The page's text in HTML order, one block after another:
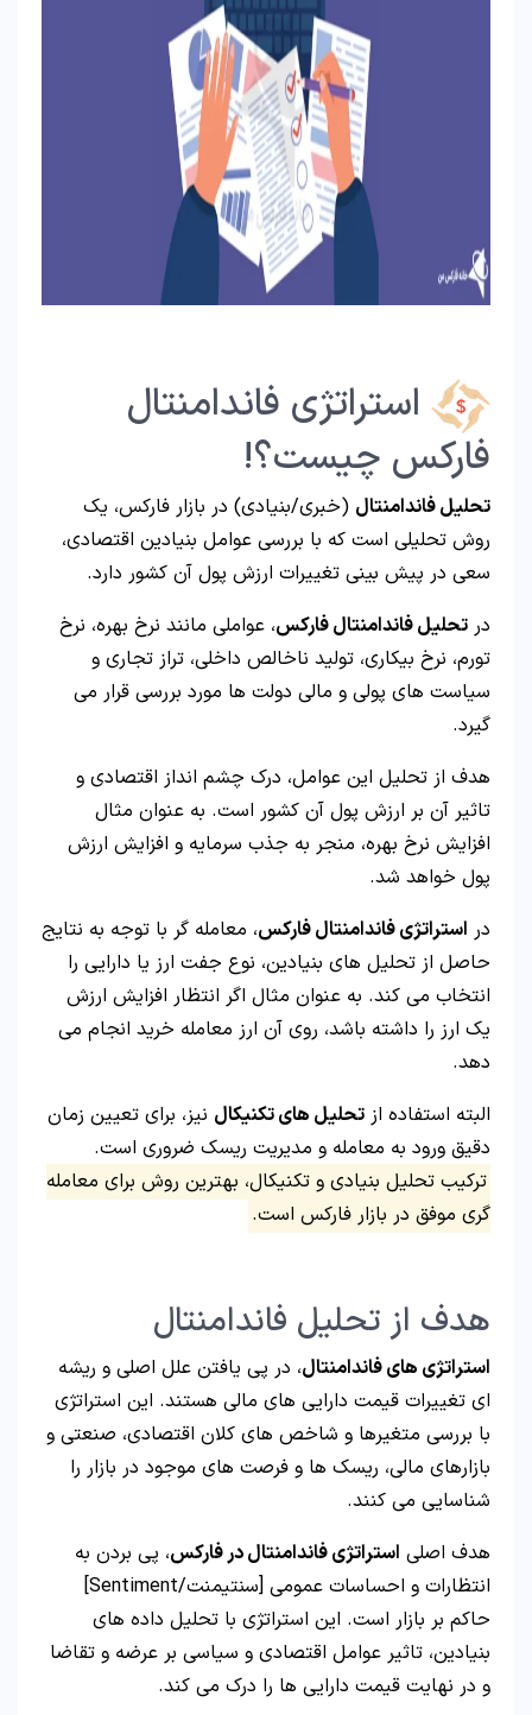
استراتژی فاندامنتال
فارکس چیست؟!
تحلیل فاندامنتال (خبری/بنیادی) در بازار فارکس، یک
روش تحلیلی است که با بررسی عوامل بنیادین اقتصادی،
سعی در پیش بینی تغییرات ارزش پول آن کشور دارد.
در تحلیل فاندامنتال فارکس، عواملی مانند نرخ بهره، نرخ
تورم، نرخ بیکاری، تولید ناخالص داخلی، تراز تجاری و
سیاست های پولی و مالی دولت ها مورد بررسی قرار می
گیرد.
هدف از تحلیل این عوامل، درک چشم انداز اقتصادی و
تاثیر آن بر ارزش پول آن کشور است. به عنوان مثال
افزایش نرخ بهره، منجر به جذب سرمایه و افزایش ارزش
پول خواهد شد.
در استراتژی فاندامنتال فارکس، معامله گر با توجه به نتایج
حاصل از تحلیل های بنیادین، نوع جفت ارز یا دارایی را
انتخاب می کند. به عنوان مثال اگر انتظار افزایش ارزش
یک ارز را داشته باشد، روی آن ارز معامله خرید انجام می
دهد.
البته استفاده از تحلیل های تکنیکال نیز، برای تعیین زمان
دقیق ورود به معامله و مدیریت ریسک ضروری است.
ترکیب تحلیل بنیادی و تکنیکال، بهترین روش برای معامله
گری موفق در بازار فارکس است.
هدف از تحلیل فاندامنتال
استراتژی های فاندامنتال، در پی یافتن علل اصلی و ریشه
ای تغییرات قیمت دارایی های مالی هستند. این استراتژی
با بررسی متغیرها و شاخص های کلان اقتصادی، صنعتی و
بازارهای مالی، ریسک ها و فرصت های موجود در بازار را
شناسایی می کنند.
هدف اصلی استراتژی فاندامنتال در فارکس، پی بردن به
انتظارات و احساسات عمومی [سنتیمنت/Sentiment]
حاکم بر بازار است. این استراتژی با تحلیل داده های
بنیادین، تاثیر عوامل اقتصادی و سیاسی بر عرضه و تقاضا
و در نهایت قیمت دارایی ها را درک می کند.